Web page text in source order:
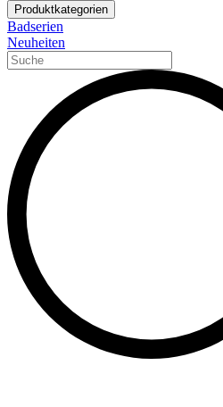
Produktkategorien
Badserien
Neuheiten